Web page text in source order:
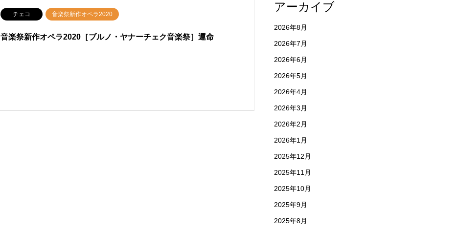
チェコ 音楽祭新作オペラ2020
音楽祭新作オペラ2020［ブルノ・ヤナーチェク音楽祭］運命
アーカイブ
2026年8月
2026年7月
2026年6月
2026年5月
2026年4月
2026年3月
2026年2月
2026年1月
2025年12月
2025年11月
2025年10月
2025年9月
2025年8月